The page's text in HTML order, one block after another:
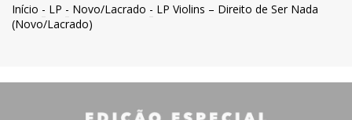
Início - LP - Novo/Lacrado - LP Violins – Direito de Ser Nada
(Novo/Lacrado)